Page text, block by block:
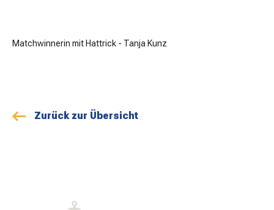
Matchwinnerin mit Hattrick - Tanja Kunz
Zurück zur Übersicht